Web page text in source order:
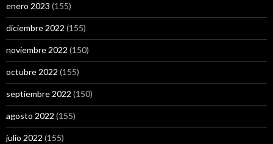
enero 2023 (155)
diciembre 2022 (155)
noviembre 2022 (150)
octubre 2022 (155)
septiembre 2022 (150)
agosto 2022 (155)
julio 2022 (155)